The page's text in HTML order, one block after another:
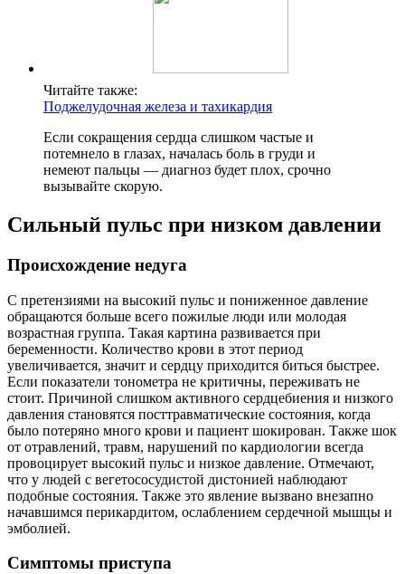
Читайте также:
Поджелудочная железа и тахикардия
Если сокращения сердца слишком частые и
потемнело в глазах, началась боль в груди и
немеют пальцы — диагноз будет плох, срочно
вызывайте скорую.
Сильный пульс при низком давлении
Происхождение недуга
С претензиями на высокий пульс и пониженное давление
обращаются больше всего пожилые люди или молодая
возрастная группа. Такая картина развивается при
беременности. Количество крови в этот период
увеличивается, значит и сердцу приходится биться быстрее.
Если показатели тонометра не критичны, переживать не
стоит. Причиной слишком активного сердцебиения и низкого
давления становятся посттравматические состояния, когда
было потеряно много крови и пациент шокирован. Также шок
от отравлений, травм, нарушений по кардиологии всегда
провоцирует высокий пульс и низкое давление. Отмечают,
что у людей с вегетососудистой дистонией наблюдают
подобные состояния. Также это явление вызвано внезапно
начавшимся перикардитом, ослаблением сердечной мышцы и
эмболией.
Симптомы приступа